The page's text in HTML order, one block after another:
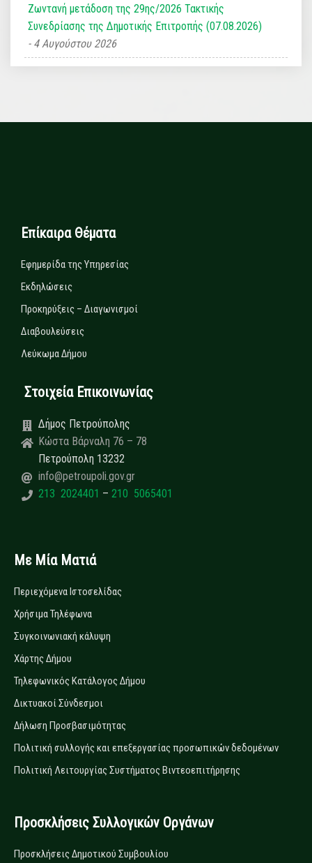
Ζωντανή μετάδοση της 29ης/2026 Τακτικής
Συνεδρίασης της Δημοτικής Επιτροπής (07.08.2026)
4 Αυγούστου 2026
Επίκαιρα Θέματα
Εφημερίδα της Υπηρεσίας
Εκδηλώσεις
Προκηρύξεις – Διαγωνισμοί
Διαβουλεύσεις
Λεύκωμα Δήμου
Στοιχεία Επικοινωνίας
Δήμος Πετρούπολης
Κώστα Βάρναλη 76 – 78
Πετρούπολη 13232
info@petroupoli.gov.gr
213 2024401 – 210 5065401
Με Μία Ματιά
Περιεχόμενα Ιστοσελίδας
Χρήσιμα Τηλέφωνα
Συγκοινωνιακή κάλυψη
Χάρτης Δήμου
Τηλεφωνικός Κατάλογος Δήμου
Δικτυακοί Σύνδεσμοι
Δήλωση Προσβασιμότητας
Πολιτική συλλογής και επεξεργασίας προσωπικών δεδομένων
Πολιτική Λειτουργίας Συστήματος Βιντεοεπιτήρησης
Προσκλήσεις Συλλογικών Οργάνων
Προσκλήσεις Δημοτικού Συμβουλίου